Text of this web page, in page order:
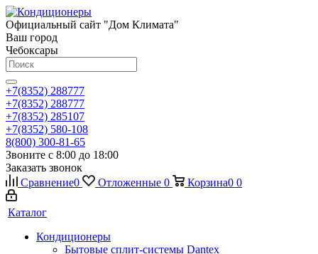
Официальный сайт "Дом Климата"
Ваш город
Чебоксары
+7(8352) 288777
+7(8352) 288777
+7(8352) 285107
+7(8352) 580-108
8(800) 300-81-65
Звоните с 8:00 до 18:00
Заказать звонок
Сравнение0 Отложенные 0 Корзина0 0
Каталог
Кондиционеры
Бытовые сплит-системы Dantex